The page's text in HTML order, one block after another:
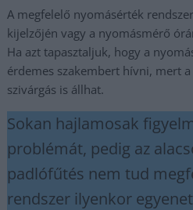
A megfelelő nyomásérték
kijelzőjén vagy a nyomásmérő
Ha azt tapasztaljuk, hogy a
érdemes szakembert hívni, mert
szivárgás is állhat.
Sokan hajlamosak
problémát, pedig az
padlófűtés nem tud
rendszer ilyenkor